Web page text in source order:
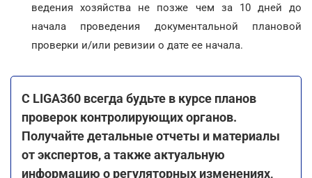
ведения хозяйства не позже чем за 10 дней до
начала проведения документальной плановой
проверки и/или ревизии о дате ее начала.
С LIGA360 всегда будьте в курсе планов
проверок контролирующих органов.
Получайте детальные отчеты и материалы
от экспертов, а также актуальную
информацию о регуляторных изменениях,